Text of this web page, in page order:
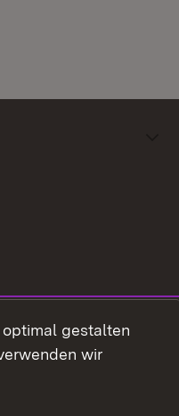
optimal gestalten
wir